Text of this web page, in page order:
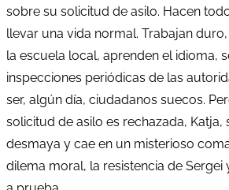
sobre su solicitud de asilo. Hacen
llevar una vida normal. Trabajan
la escuela local, aprenden el idioma,
inspecciones periódicas de las
ser, algún día, ciudadanos suecos.
solicitud de asilo es rechazada, Katja,
desmaya y cae en un misterioso
dilema moral, la resistencia de Sergei